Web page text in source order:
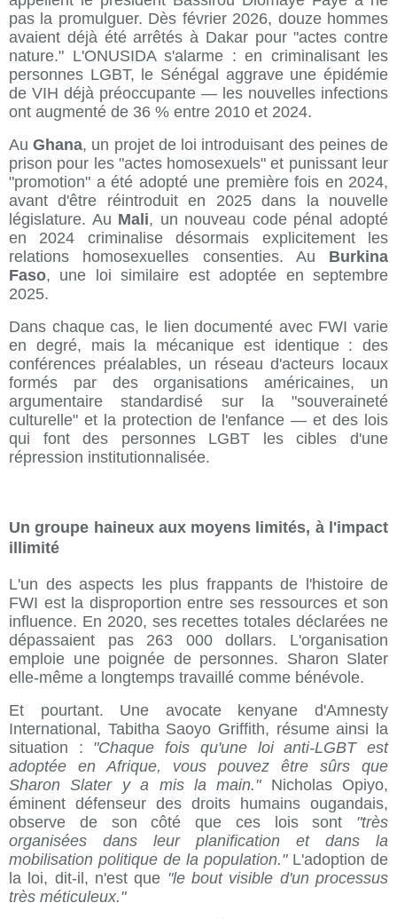
pas la promulguer. Dès février 2026, douze hommes
avaient déjà été arrêtés à Dakar pour "actes contre
nature." L'ONUSIDA s'alarme : en criminalisant les
personnes LGBT, le Sénégal aggrave une épidémie
de VIH déjà préoccupante — les nouvelles infections
ont augmenté de 36 % entre 2010 et 2024.
AuGhana, un projet de loi introduisant des peines de
prison pour les "actes homosexuels" et punissant leur
"promotion" a été adopté une première fois en 2024,
avant d'être réintroduit en 2025 dans la nouvelle
législature. Au Mali, un nouveau code pénal adopté
en 2024 criminalise désormais explicitement les
relations homosexuelles consenties. Au Burkina
Faso, une loi similaire est adoptée en septembre
2025.
Dans chaque cas, le lien documenté avec FWI varie
en degré, mais la mécanique est identique : des
conférences préalables, un réseau d'acteurs locaux
formés par des organisations américaines, un
argumentaire standardisé sur la "souveraineté
culturelle" et la protection de l'enfance — et des lois
qui font des personnes LGBT les cibles d'une
répression institutionnalisée.
Un groupe haineux aux moyens limités, à l'impact
illimité
L'un des aspects les plus frappants de l'histoire de
FWI est la disproportion entre ses ressources et son
influence. En 2020, ses recettes totales déclarées ne
dépassaient pas 263 000 dollars. L'organisation
emploie une poignée de personnes. Sharon Slater
elle-même a longtemps travaillé comme bénévole.
Et pourtant. Une avocate kenyane d'Amnesty
International, Tabitha Saoyo Griffith, résume ainsi la
situation : "Chaque fois qu'une loi anti-LGBT est
adoptée en Afrique, vous pouvez être sûrs que
Sharon Slater y a mis la main."Nicholas Opiyo,
éminent défenseur des droits humains ougandais,
observe de son côté que ces lois sont "très
organisées dans leur planification et dans la
mobilisation politique de la population."L'adoption de
la loi, dit-il, n'est que "le bout visible d'un processus
très méticuleux."